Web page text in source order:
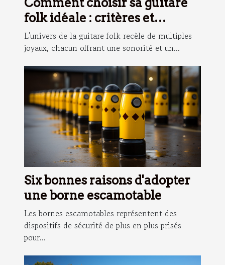
folk idéale : critères et
conseils
L'univers de la guitare folk recèle de multiples
joyaux, chacun offrant une sonorité et un...
Six bonnes raisons d'adopter
une borne escamotable
Les bornes escamotables représentent des
dispositifs de sécurité de plus en plus prisés
pour...